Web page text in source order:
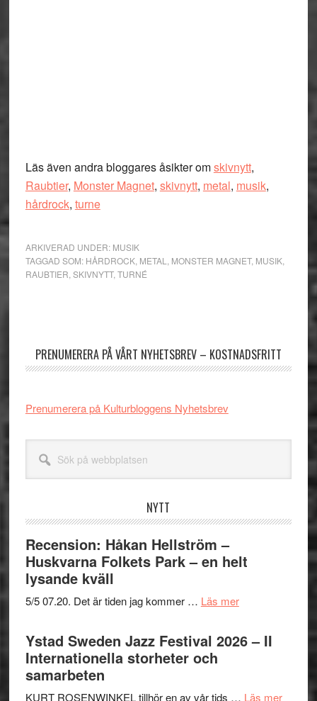
Läs även andra bloggares åsikter omskivnytt,
Raubtier, Monster Magnet, skivnytt, metal, musik,
hårdrock, turne
ARKIVERAD UNDER: MUSIK
TAGGAD SOM: HÅRDROCK, METAL MONSTER MAGNET, MUSIK,
RAUBTIER SKIVNYTT, TURNÉ
PRENUMERERA PÅ VÅRT NYHETSBREV – KOSTNADSFRITT
Prenumerera på Kulturbloggens Nyhetsbrev
webbplatsen
NYTT
Recension: Håkan Hellström –
Huskvarna Folkets Park – en helt
lysande kväll
5/5 07.20. Det är tiden jag kommer … Läs merom
Håkan
Hellström
Ystad Sweden Jazz Festival 2026 – II
Internationella storheter och
samarbeten
KURT ROSENWINKEL tillhör en av vår tids … Läs merom